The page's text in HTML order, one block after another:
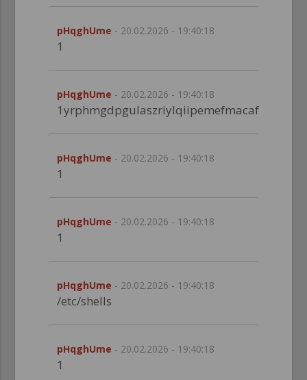
pHqghUme - 20.02.2026 - 19:40:18
1
pHqghUme - 20.02.2026 - 19:40:18
pHqghUme - 20.02.2026 - 19:40:18
1
pHqghUme - 20.02.2026 - 19:40:18
1
pHqghUme - 20.02.2026 - 19:40:18
/etc/shells
pHqghUme - 20.02.2026 - 19:40:18
1